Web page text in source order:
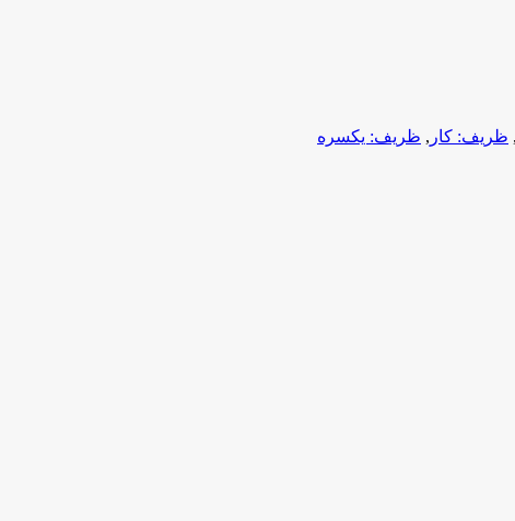
, ظریف: کار , ظریف: یکسره